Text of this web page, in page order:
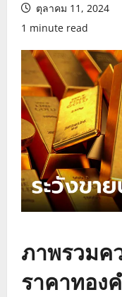
ตุลาคม 11, 2024
1 minute read
ภาพรวมค
ราคาทอง